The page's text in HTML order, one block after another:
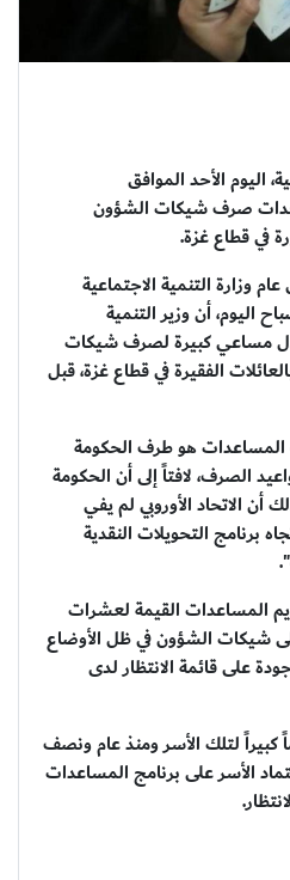
اليوم الأحد الموافق
مستجدات صرف شيكات الشؤون
في قطاع غزة.
التنمية الاجتماعية
اليوم، أن وزير التنمية
مساعي كبيرة لصرف شيكات
الفقيرة في قطاع غزة، قبل
هو طرف الحكومة
الصرف، لافتاً إلى أن الحكومة
أن الاتحاد الأوروبي لم يفي
برنامج التحويلات النقدية
المساعدات القيمة لعشرات
شيكات الشؤون في ظل الأوضاع
على قائمة الانتظار لدى
كبيراً لتلك الأسر ومنذ عام ونصف
الأسر على برنامج المساعدات